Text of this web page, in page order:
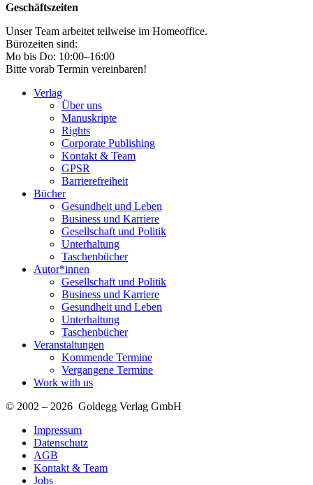
Geschäftszeiten
Unser Team arbeitet teilweise im Homeoffice.
Bürozeiten sind:
Mo bis Do: 10:00–16:00
Bitte vorab Termin vereinbaren!
Verlag
Über uns
Manuskripte
Rights
Corporate Publishing
Kontakt & Team
GPSR
Barrierefreiheit
Bücher
Gesundheit und Leben
Business und Karriere
Gesellschaft und Politik
Unterhaltung
Taschenbücher
Autor*innen
Gesellschaft und Politik
Business und Karriere
Gesundheit und Leben
Unterhaltung
Taschenbücher
Veranstaltungen
Kommende Termine
Vergangene Termine
Work with us
© 2002 – 2026 Goldegg Verlag GmbH
Impressum
Datenschutz
AGB
Kontakt & Team
Jobs